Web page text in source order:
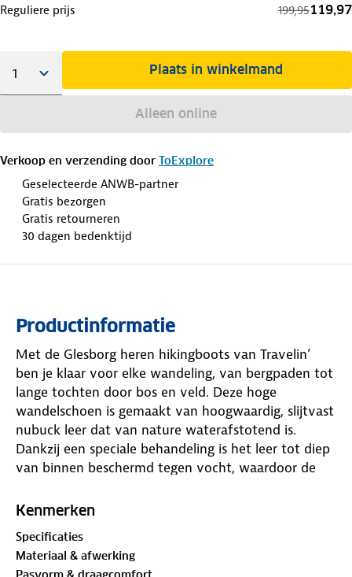
Reguliere prijs 199,95119,97
Plaats in winkelmand
Alleen online
Verkoop en verzending door ToExplore
Geselecteerde ANWB-partner
Gratis bezorgen
Gratis retourneren
30 dagen bedenktijd
Productinformatie
Met de Glesborg heren hikingboots van Travelin’
ben je klaar voor elke wandeling, van bergpaden tot
lange tochten door bos en veld. Deze hoge
wandelschoen is gemaakt van hoogwaardig, slijtvast
nubuck leer dat van nature waterafstotend is.
Dankzij een speciale behandeling is het leer tot diep
van binnen beschermd tegen vocht, waardoor de
terwijl het natuurlijke ademend vermogen van het
De wandelschoen is voorzien van een stevige
Kenmerken
Specificaties
Materiaal & afwerking